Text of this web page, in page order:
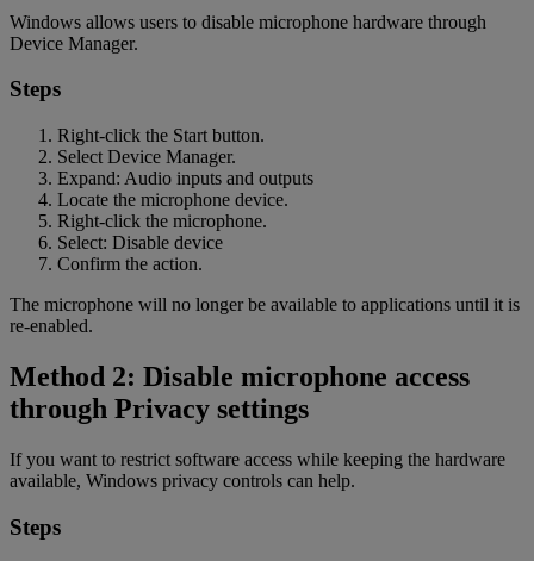
Windows allows users to disable microphone hardware through
Device Manager.
Steps
Right-click the Start button.
Select Device Manager.
Expand: Audio inputs and outputs
Locate the microphone device.
Right-click the microphone.
Select: Disable device
Confirm the action.
The microphone will no longer be available to applications until it is
re-enabled.
Method 2: Disable microphone access
through Privacy settings
If you want to restrict software access while keeping the hardware
available, Windows privacy controls can help.
Steps